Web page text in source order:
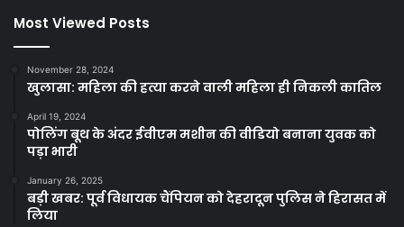
Most Viewed Posts
November 28, 2024
खुलासा: महिला की हत्या करने वाली महिला ही निकली कातिल
April 19, 2024
पोलिंग बूथ के अंदर ईवीएम मशीन की वीडियो बनाना युवक को
पड़ा भारी
January 26, 2025
बड़ी खबर: पूर्व विधायक चैंपियन को देहरादून पुलिस ने हिरासत में
लिया